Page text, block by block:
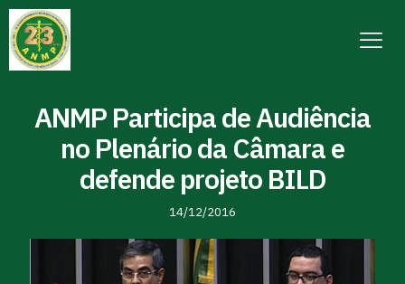
ANMP Participa de Audiência
no Plenário da Câmara e
defende projeto BILD
14/12/2016